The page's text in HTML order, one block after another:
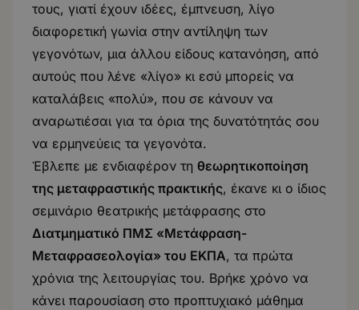
τους, γιατί έχουν ιδέες, έμπνευση, λίγο
διαφορετική γωνία στην αντίληψη των
γεγονότων, μια άλλου είδους κατανόηση, από
αυτούς που λένε «λίγο» κι εσύ μπορείς να
καταλάβεις «πολύ», που σε κάνουν να
αναρωτιέσαι για τα όρια της δυνατότητάς σου
να ερμηνεύεις τα γεγονότα.
Έβλεπε με ενδιαφέρον τη θεωρητικοποίηση
της μεταφραστικής πρακτικής, έκανε κι ο ίδιος
σεμινάριο θεατρικής μετάφρασης στο
Διατμηματικό ΠΜΣ «Μετάφραση-
Μεταφρασεολογία» του ΕΚΠΑ, τα πρώτα
χρόνια της λειτουργίας του. Βρήκε χρόνο να
κάνει παρουσίαση στο προπτυχιακό μάθημα